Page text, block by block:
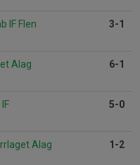
IF Flen 3-1
Alag 6-1
5-0
Alag 1-2